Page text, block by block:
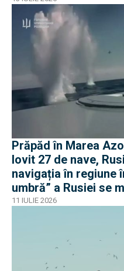
Prăpăd în Marea
lovit 27 de nave,
navigația în regiune
umbră” a Rusiei se
11 IULIE 2026